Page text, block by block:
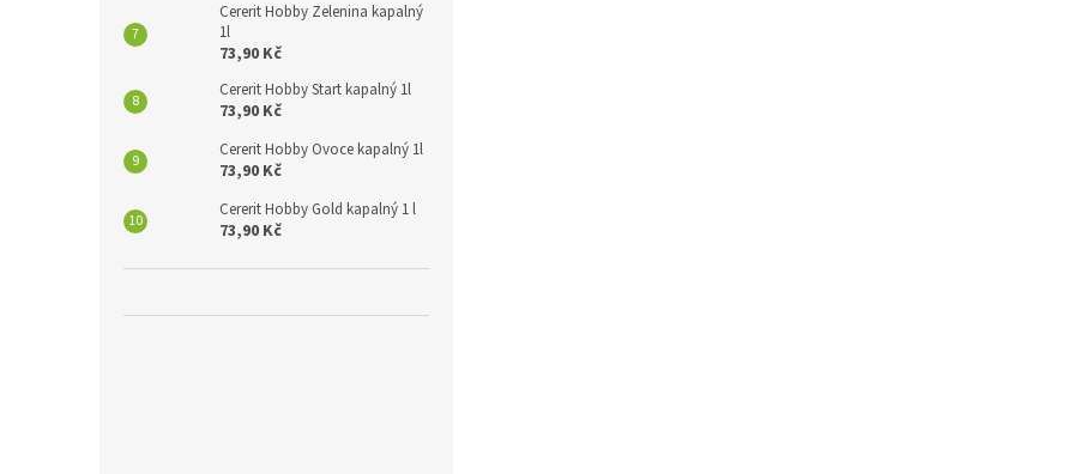
Cererit Hobby Zelenina kapalný
1l
73,90 Kč
Cererit Hobby Start kapalný 1l
73,90 Kč
Cererit Hobby Ovoce kapalný 1l
73,90 Kč
Cererit Hobby Gold kapalný 1 l
73,90 Kč